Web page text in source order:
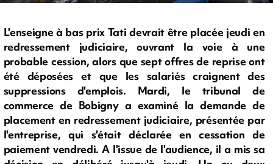
L'enseigne à bas prix Tati devrait être placée jeudi en
redressement judiciaire, ouvrant la voie à une
probable cession, alors que sept offres de reprise ont
été déposées et que les salariés craignent des
suppressions d'emplois. Mardi, le tribunal de
commerce de Bobigny a examiné la demande de
placement en redressement judiciaire, présentée par
l'entreprise, qui s'était déclarée en cessation de
paiement vendredi. A l'issue de l'audience, il a mis sa